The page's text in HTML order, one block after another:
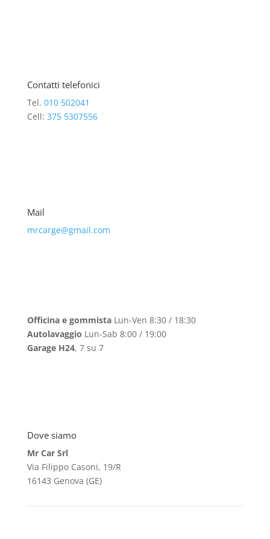
Contatti telefonici
Tel. 010 502041
Cell: 375 5307556
Mail
mrcarge@gmail.com
Officina e gommistaLun-Ven 8:30 / 18:30
Autolavaggio Lun-Sab 8:00 / 19:00
Garage H24, 7 su 7
Dove siamo
Mr Car Srl
Via Filippo Casoni, 19/R
16143 Genova (GE)